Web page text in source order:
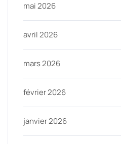
mai 2026
avril 2026
mars 2026
février 2026
janvier 2026